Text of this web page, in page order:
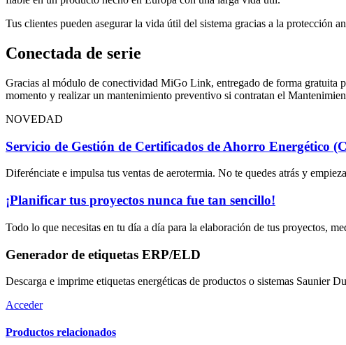
Tus clientes pueden asegurar la vida útil del sistema gracias a la protección
Conectada de serie
Gracias al módulo de conectividad MiGo Link, entregado de forma gratuita
momento y realizar un mantenimiento preventivo si contratan el
NOVEDAD
Servicio de Gestión de Certificados de Ahorro Energético
Diferénciate e impulsa tus ventas de aerotermia. No te quedes atrás y
¡Planificar tus proyectos nunca fue tan sencillo!
Todo lo que necesitas en tu día a día para la elaboración de tus proyectos,
Generador de etiquetas ERP/ELD
Descarga e imprime etiquetas energéticas de productos o sistemas Saunier
Acceder
Productos relacionados